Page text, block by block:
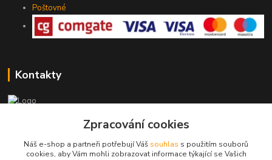
Poštovné
Kontakty
Zpracování cookies
Náš e-shop a partneři potřebují Váš souhlas s použitím souborů
cookies, aby Vám mohli zobrazovat informace týkající se Vašich